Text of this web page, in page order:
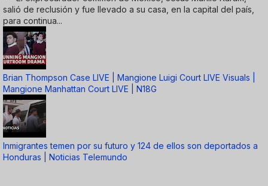
salió de reclusión y fue llevado a su casa, en la capital del país,
para continua...
Brian Thompson Case LIVE | Mangione Luigi Court LIVE Visuals |
Mangione Manhattan Court LIVE | N18G
Inmigrantes temen por su futuro y 124 de ellos son deportados a
Honduras | Noticias Telemundo